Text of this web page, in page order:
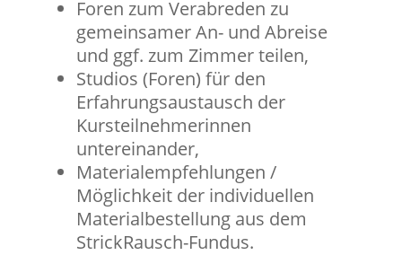
Foren zum Verabreden zu
gemeinsamer An- und Abreise
und ggf. zum Zimmer teilen,
Studios (Foren) für den
Erfahrungsaustausch der
Kursteilnehmerinnen
untereinander,
Materialempfehlungen /
Möglichkeit der individuellen
Materialbestellung aus dem
StrickRausch-Fundus.